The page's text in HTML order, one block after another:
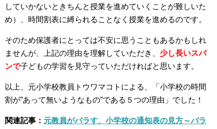
していかないときちんと授業を進めていくことが難しいた
め）、時間割表に縛られることなく授業を進めるのです。
そのため保護者にとっては不安に思うこともあるかもしれ
ませんが、上記の理由を理解していただき、 少し長いスパ
ンで子どもの学習を見守っていただければと思います。
以上、元小学校教員トウワマコトによる、「小学校の時間
割が”あって無いようなもの”である５つの理由」でした！
関連記事： 元教員がバラす、小学校の通知表の見方～バラ